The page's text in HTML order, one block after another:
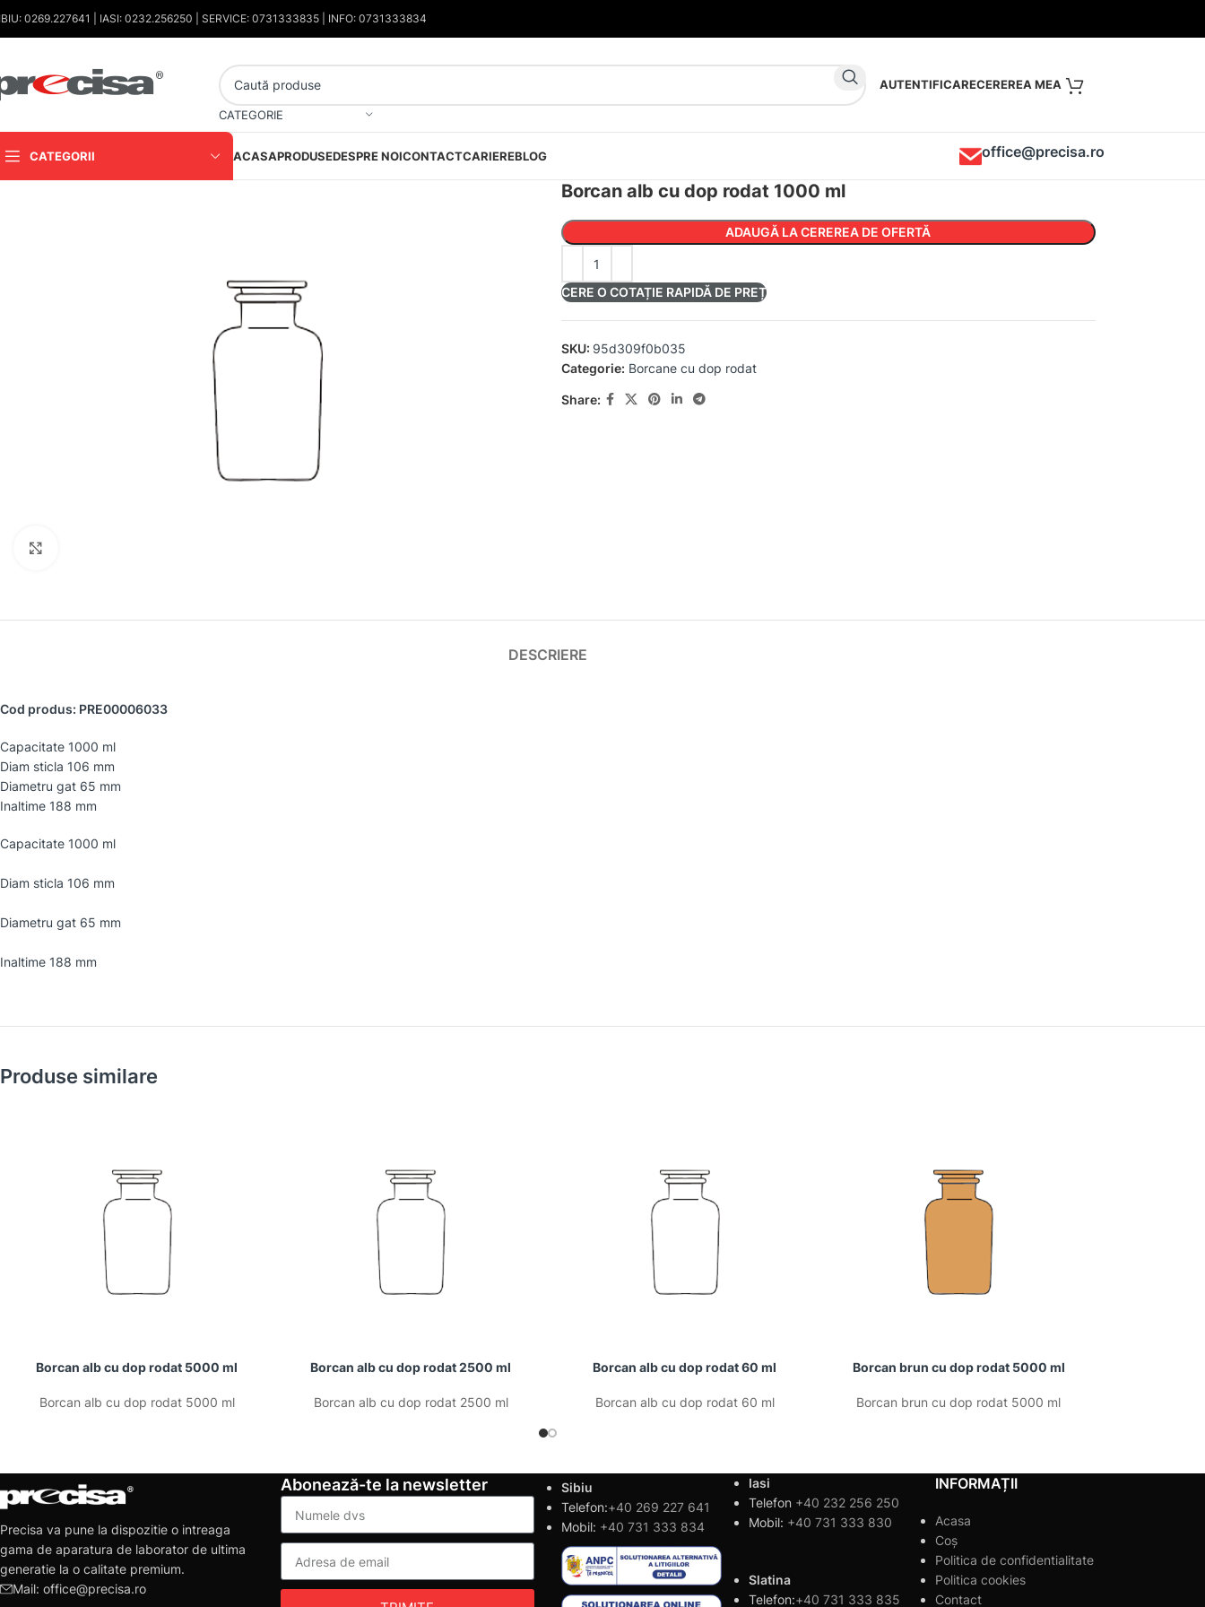
0269.227641 | IASI: 0232.256250 | SERVICE: 0731333835 | INFO: 0731333834
CATEGORIE
AUTENTIFICARE
CATEGORII ACASAPRODUSEDESPRE NOICONTACTCARIEREBLOG office@precisa.ro
Borcan alb cu dop rodat 1000 ml
ADAUGĂ LA CEREREA DE OFERTĂ
CERE O COTAȚIE RAPIDĂ DE PREȚ
SKU: 95d309f0b035
Categorie: Borcane cu dop rodat
Share:
DESCRIERE
Cod produs: PRE00006033
Capacitate 1000 ml
Diam sticla 106 mm
Diametru gat 65 mm
Inaltime 188 mm
Capacitate 1000 ml
Diam sticla 106 mm
Diametru gat 65 mm
Inaltime 188 mm
Produse similare
Borcan alb cu dop rodat 5000 ml
Borcan alb cu dop rodat 5000 ml
Borcan alb cu dop rodat 2500 ml
Borcan alb cu dop rodat 2500 ml
Borcan alb cu dop rodat 60 ml
Borcan alb cu dop rodat 60 ml
Borcan brun cu dop rodat 5000 ml
Borcan brun cu dop rodat 5000 ml
Precisa va pune la dispozitie o intreaga
gama de aparatura de laborator de ultima
generatie la o calitate premium.
Mail: office@precisa.ro
Abonează-te la newsletter
Sibiu
Telefon:+40 269 227 641
Mobil: +40 731 333 834
Iasi
Telefon +40 232 256 250
Mobil: +40 731 333 830
Slatina
Telefon:+40 731 333 835
INFORMAȚII
Acasa
Coș
Politica de confidentialitate
Politica cookies
Contact